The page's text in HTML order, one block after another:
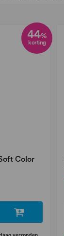
44%
korting
Color